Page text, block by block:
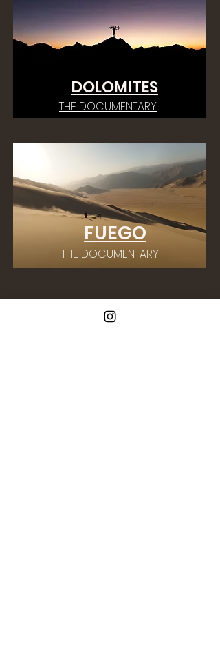
DOLOMITES
THE DOCUMENTARY
FUEGO
THE DOCUMENTARY